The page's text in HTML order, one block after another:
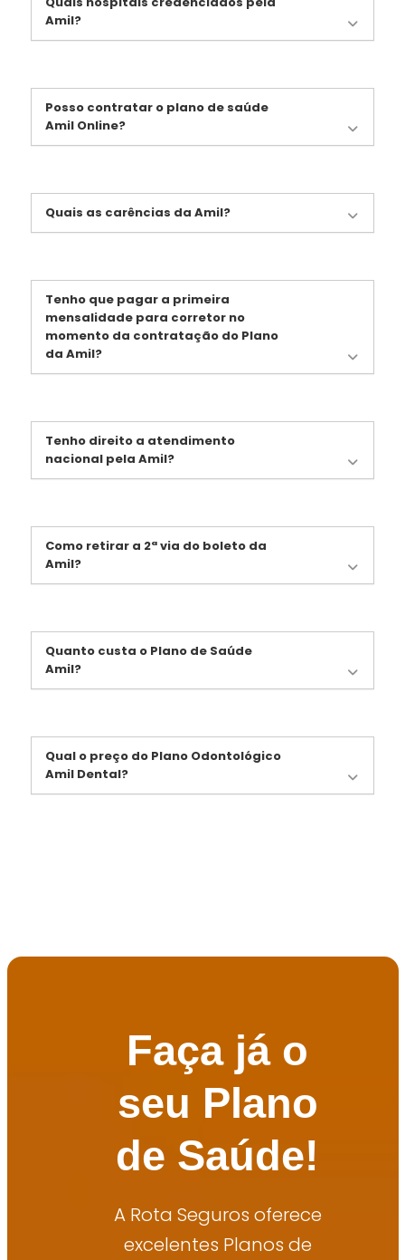
Amil?
Posso contratar o plano de saúde
Amil Online?
Quais as carências da Amil?
Tenho que pagar a primeira
mensalidade para corretor no
momento da contratação do Plano
da Amil?
Tenho direito a atendimento
nacional pela Amil?
Como retirar a 2ª via do boleto da
Amil?
Quanto custa o Plano de Saúde
Amil?
Qual o preço do Plano Odontológico
Amil Dental?
Faça já o
seu Plano
de Saúde!
A Rota Seguros oferece
excelentes Planos de